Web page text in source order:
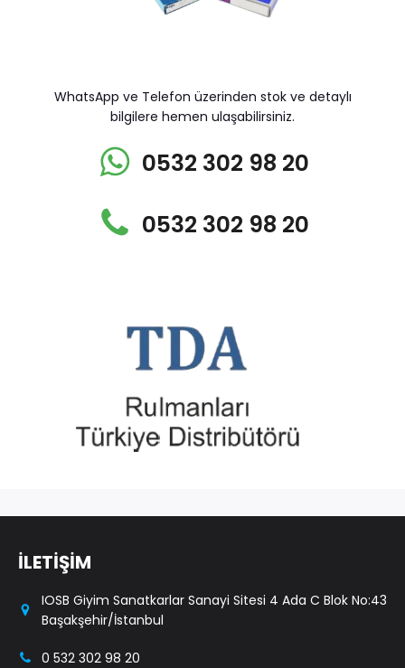
WhatsApp ve Telefon üzerinden stok ve detaylı
bilgilere hemen ulaşabilirsiniz.
0532 302 98 20
0532 302 98 20
İLETİŞİM
IOSB Giyim Sanatkarlar Sanayi Sitesi 4 Ada C Blok No:43
Başakşehir/İstanbul
0 532 302 98 20